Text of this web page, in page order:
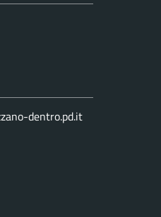
dentro.pd.it